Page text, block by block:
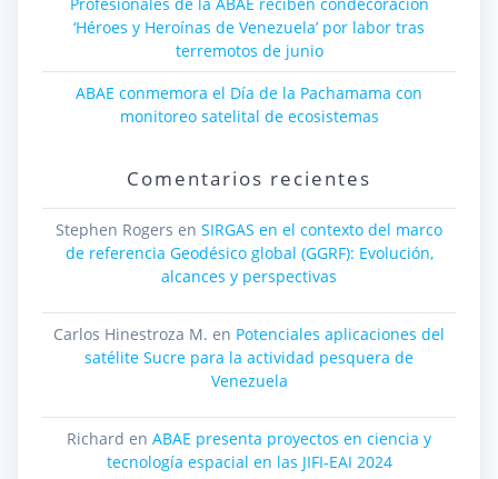
Profesionales de la ABAE reciben condecoración
‘Héroes y Heroínas de Venezuela’ por labor tras
terremotos de junio
ABAE conmemora el Día de la Pachamama con
monitoreo satelital de ecosistemas
Comentarios recientes
Stephen Rogers en SIRGAS en el contexto del marco
de referencia Geodésico global (GGRF): Evolución,
alcances y perspectivas
Carlos Hinestroza M. en Potenciales aplicaciones del
satélite Sucre para la actividad pesquera de
Venezuela
Richard en ABAE presenta proyectos en ciencia y
tecnología espacial en las JIFI-EAI 2024